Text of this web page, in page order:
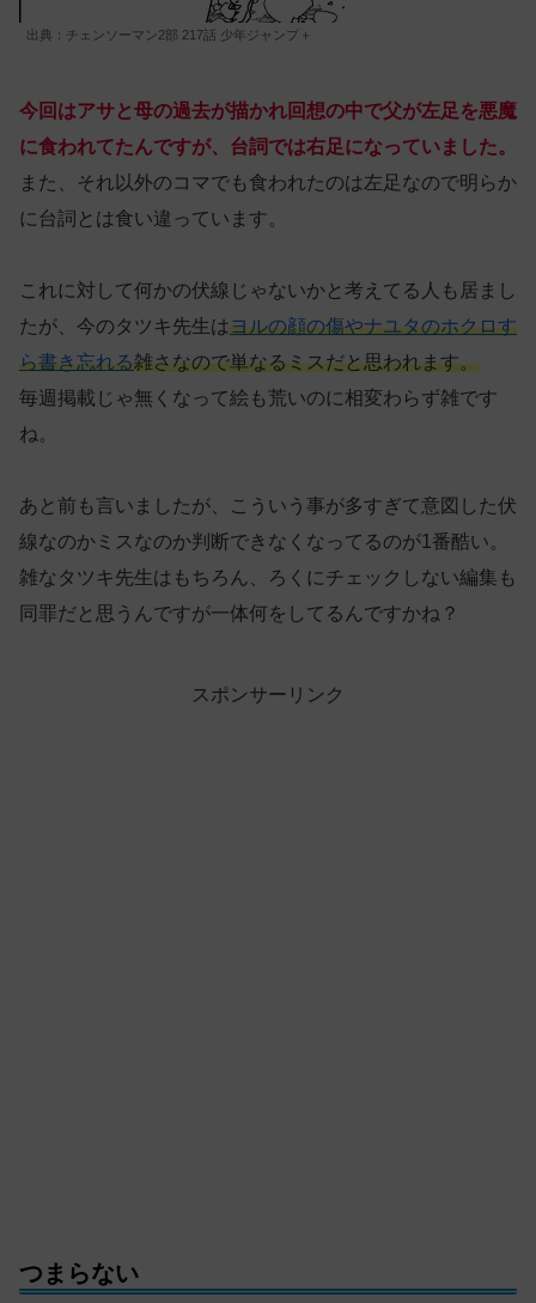
出典：チェンソーマン2部 217話 少年ジャンプ＋
今回はアサと母の過去が描かれ回想の中で父が左足を悪魔
に食われてたんですが、台詞では右足になっていました。
また、それ以外のコマでも食われたのは左足なので明らか
に台詞とは食い違っています。
これに対して何かの伏線じゃないかと考えてる人も居まし
たが、今のタツキ先生はヨルの顔の傷やナユタのホクロす
ら書き忘れる雑さなので単なるミスだと思われます。
毎週掲載じゃ無くなって絵も荒いのに相変わらず雑です
ね。
あと前も言いましたが、こういう事が多すぎて意図した伏
線なのかミスなのか判断できなくなってるのが1番酷い。
雑なタツキ先生はもちろん、ろくにチェックしない編集も
同罪だと思うんですが一体何をしてるんですかね？
スポンサーリンク
つまらない